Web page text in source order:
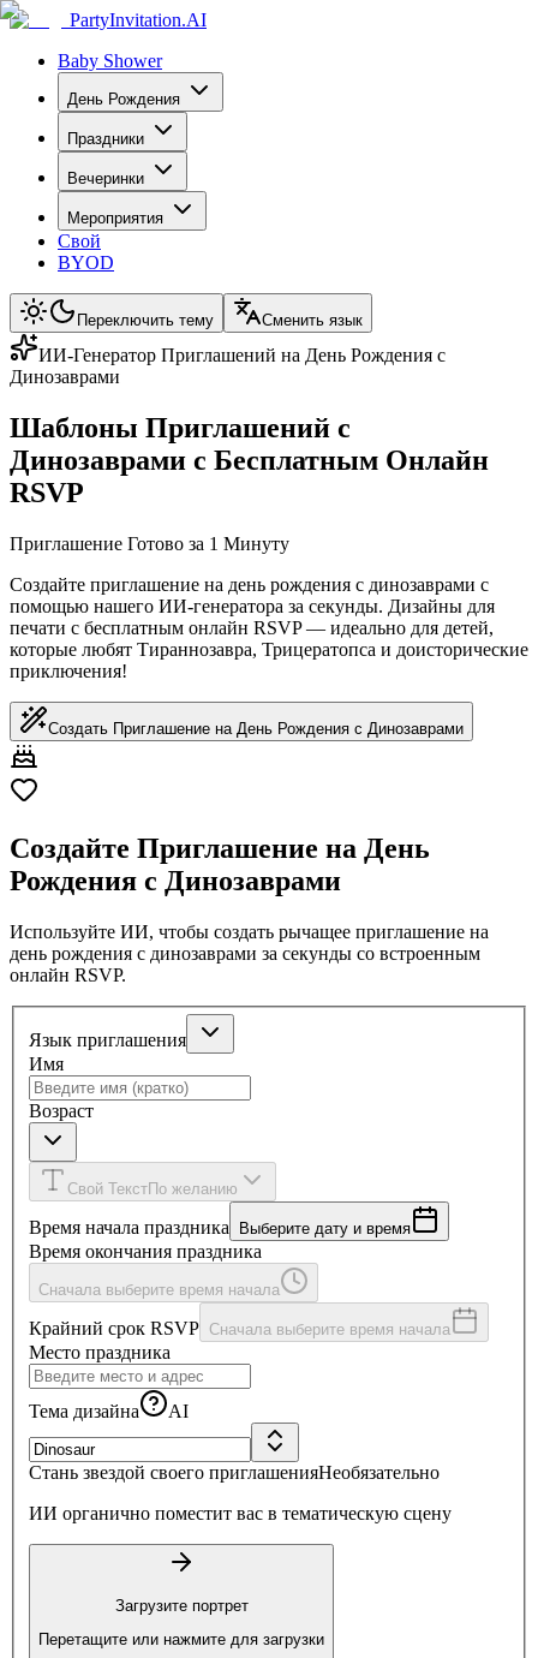
PartyInvitation.AI
Baby Shower
День Рождения
Праздники
Вечеринки
Мероприятия
Свой
BYOD
Переключить тему Сменить язык
ИИ-Генератор Приглашений на День Рождения с
Динозаврами
Шаблоны Приглашений с
Динозаврами с Бесплатным Онлайн
RSVP
Приглашение Готово за 1 Минуту
Создайте приглашение на день рождения с динозаврами с
помощью нашего ИИ-генератора за секунды. Дизайны для
печати с бесплатным онлайн RSVP — идеально для детей,
которые любят Тираннозавра, Трицератопса и доисторические
приключения!
Создать Приглашение на День Рождения с Динозаврами
Создайте Приглашение на День
Рождения с Динозаврами
Используйте ИИ, чтобы создать рычащее приглашение на
день рождения с динозаврами за секунды со встроенным
онлайн RSVP.
Язык приглашения
Имя
Возраст
Свой ТекстПо желанию
Время начала праздника Выберите дату и время
Время окончания праздника
Сначала выберите время начала
Крайний срок RSVP Сначала выберите время начала
Место праздника
Тема дизайна AI
Стань звездой своего приглашенияНеобязательно
ИИ органично поместит вас в тематическую сцену
Загрузите портрет
Перетащите или нажмите для загрузки